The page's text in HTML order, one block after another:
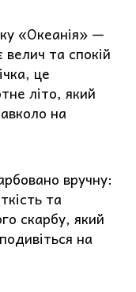
«Океанія» —
та спокій
це
літо, який
на
вручну:
та
скарбу, який
на